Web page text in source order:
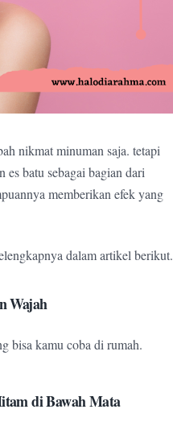
nikmat minuman saja. tetapi
batu sebagai bagian dari
memberikan efek yang
dalam artikel berikut.
Wajah
bisa kamu coba di rumah.
di Bawah Mata